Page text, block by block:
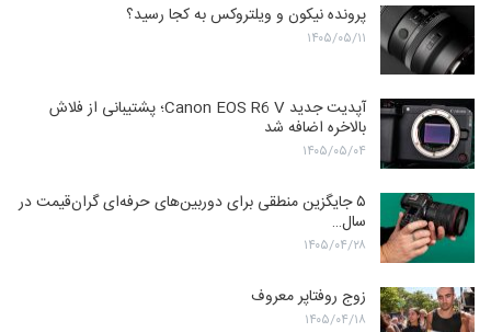
پرونده نیکون و ویلتروکس به کجا رسید؟
۱۴۰۵/۰۵/۱۱
آپدیت جدید Canon EOS R6 V؛ پشتیبانی از فلاش
بالاخره اضافه شد
۱۴۰۵/۰۵/۰۴
۵ جایگزین منطقی برای دوربین‌های حرفه‌ای گران‌قیمت در
سال…
۱۴۰۵/۰۴/۲۸
زوج روفتاپر معروف
۱۴۰۵/۰۴/۱۸